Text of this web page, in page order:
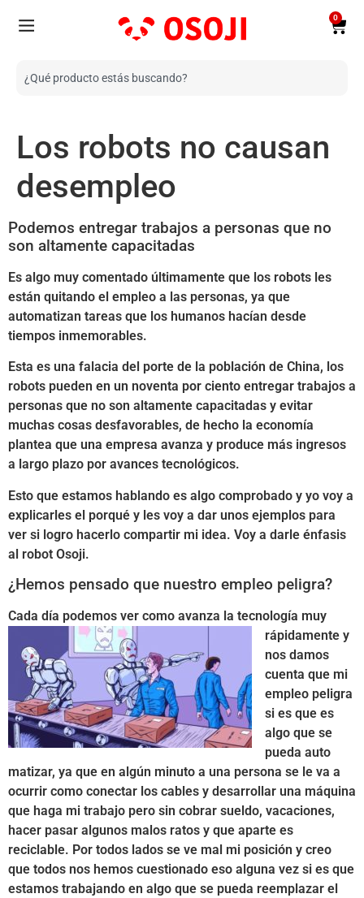
0
Los robots no causan
desempleo
Podemos entregar trabajos a personas que no
son altamente capacitadas
Es algo muy comentado últimamente que los robots les
están quitando el empleo a las personas, ya que
automatizan tareas que los humanos hacían desde
tiempos inmemorables.
Esta es una falacia del porte de la población de China, los
robots pueden en un noventa por ciento entregar trabajos a
personas que no son altamente capacitadas y evitar
muchas cosas desfavorables, de hecho la economía
plantea que una empresa avanza y produce más ingresos
a largo plazo por avances tecnológicos.
Esto que estamos hablando es algo comprobado y yo voy a
explicarles el porqué y les voy a dar unos ejemplos para
ver si logro hacerlo compartir mi idea. Voy a darle énfasis
al robot Osoji.
¿Hemos pensado que nuestro empleo peligra?
Cada día podemos ver como avanza la tecnología muy
rápidamente y
nos damos
cuenta que mi
empleo peligra
si es que es
algo que se
pueda auto
matizar, ya que en algún minuto a una persona se le va a
ocurrir como conectar los cables y desarrollar una máquina
que haga mi trabajo pero sin cobrar sueldo, vacaciones,
hacer pasar algunos malos ratos y que aparte es
reciclable. Por todos lados se ve mal mi posición y creo
que todos nos hemos cuestionado eso alguna vez si es que
estamos trabajando en algo que se pueda reemplazar el